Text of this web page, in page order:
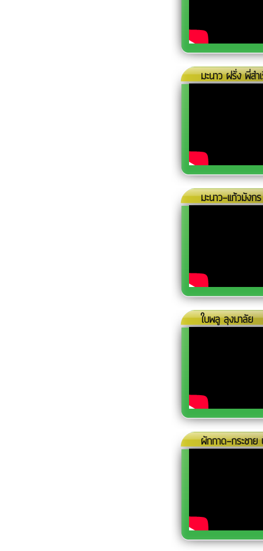
มะนาว ฝรั่ง พี่สำ
มะนาว-แก้วมังก
ใบพลู ลุงมาลัย
ผักกาด-กระชาย